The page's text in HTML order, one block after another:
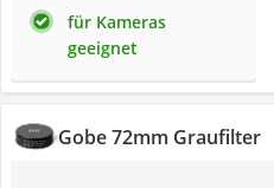
für Kameras
geeignet
Gobe 72mm Graufilter